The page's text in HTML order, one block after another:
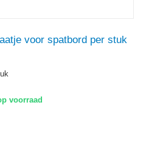
voor spatbord per stuk
voorraad